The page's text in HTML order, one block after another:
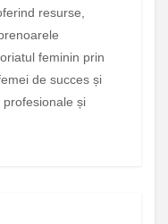
resurse,
feminin prin
de succes și
și